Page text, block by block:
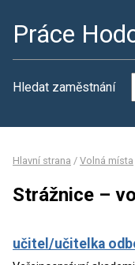
Práce
Hledat zaměstnání
Hlavní strana / Volná místa
Strážnice –
učitel/učitelka